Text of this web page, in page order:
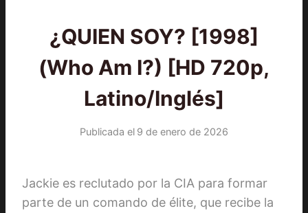
¿QUIEN SOY? [1998]
(Who Am I?) [HD 720p,
Latino/Inglés]
Publicada el 9 de enero de 2026
Jackie es reclutado por la CIA para formar
parte de un comando de élite, que recibe la